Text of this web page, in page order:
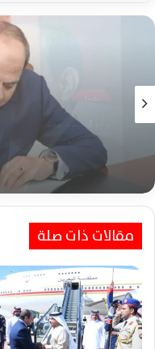
منذ أسبوعين
اعتبارًا من اليوم
مستقبل مصر يدخل
مقالات ذات صلة